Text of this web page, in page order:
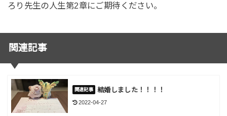
ろり先生の人生第2章にご期待ください。
関連記事
結婚しました！！！！
2022-04-27